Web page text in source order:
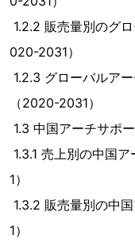
1.2.2 販売量別のグ
020-2031）
1.2.3 グローバルア
（2020-2031）
1.3 中国アーチサポ
1.3.1 売上別の中国
1）
1.3.2 販売量別の中
1）